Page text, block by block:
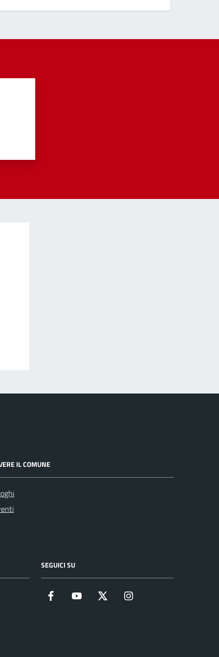
IL COMUNE
SEGUICI SU
Facebook YouTube Twitter